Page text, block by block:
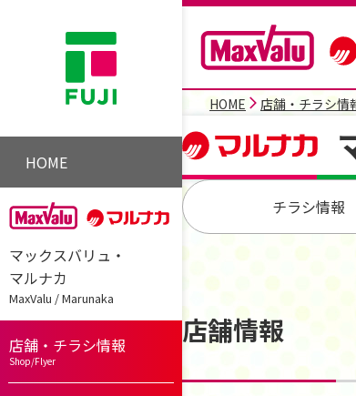
HOME
マックスバリュ・
マルナカ
MaxValu / Marunaka
店舗・チラシ情報
Shop/Flyer
HOME 店舗・チラシ情
チラシ情報
店舗情報